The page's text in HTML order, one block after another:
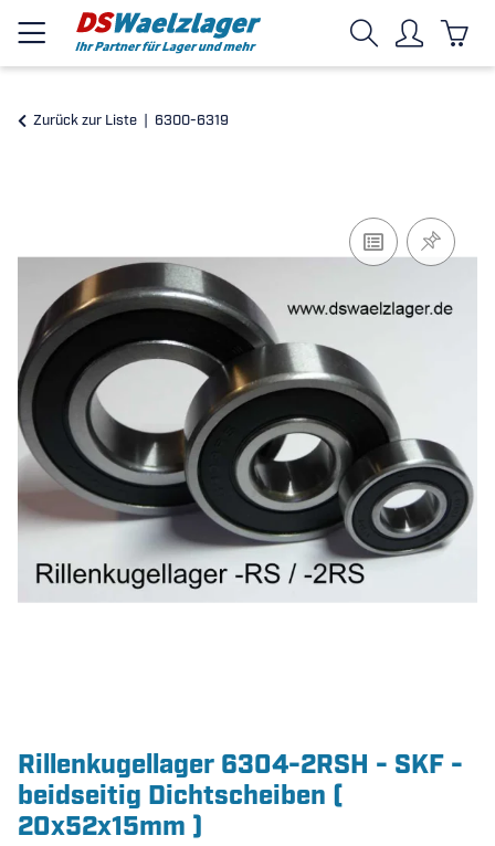
Zurück zur Liste 6300-6319
Rillenkugellager 6304-2RSH - SKF -
beidseitig Dichtscheiben (
20x52x15mm )